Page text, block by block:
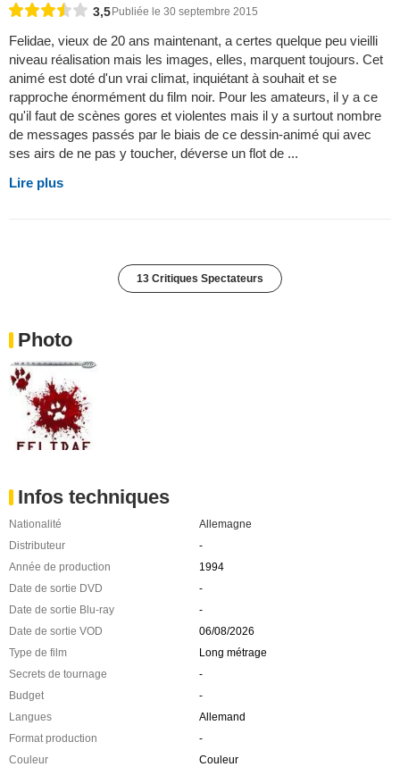
3,5 Publiée le 30 septembre 2015
Felidae, vieux de 20 ans maintenant, a certes quelque peu vieilli
niveau réalisation mais les images, elles, marquent toujours. Cet
animé est doté d'un vrai climat, inquiétant à souhait et se
rapproche énormément du film noir. Pour les amateurs, il y a ce
qu'il faut de scènes gores et violentes mais il y a surtout nombre
de messages passés par le biais de ce dessin-animé qui avec
ses airs de ne pas y toucher, déverse un flot de ...
Lire plus
13 Critiques Spectateurs
Photo
Infos techniques
Nationalité
Allemagne
Distributeur
-
Année de production
1994
Date de sortie DVD
-
Date de sortie Blu-ray
-
Date de sortie VOD
06/08/2026
Type de film
Long métrage
Secrets de tournage
-
Budget
-
Langues
Allemand
Format production
-
Couleur
Couleur